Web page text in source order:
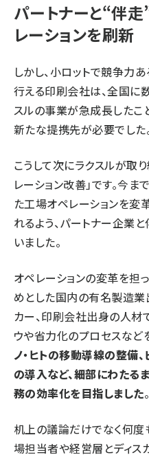
パートナーと“伴
レーションを刷新
しかし、小ロットで競争力あ
行える印刷会社は、全国に
スルの事業が急成長したこ
新たな提携先が必要でした
こうして次にラクスルが取
レーション改善」です。今
た工場オペレーションを変
れるよう、パートナー企業
いました。
オペレーションの変革を担
めとした国内の有名製造業
カー、印刷会社出身の人材
ウや省力化のプロセスなど
ノ・ヒトの移動導線の整備
の導入など、細部にわたる
務の効率化を目指しました。
机上の議論だけでなく何度
場担当者や経営層とディス